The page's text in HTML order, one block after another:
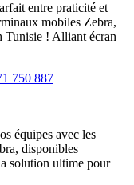
entre praticité et
mobiles Zebra,
Tunisie ! Alliant écran
750 887
équipes avec les
disponibles
solution ultime pour